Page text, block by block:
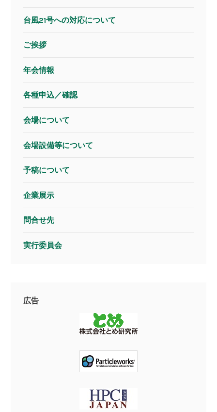
台風21号への対応について
ご挨拶
年会情報
各種申込／確認
会場について
会場設備等について
予稿について
企業展示
問合せ先
実行委員会
広告